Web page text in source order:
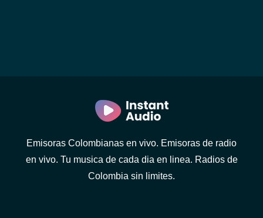
Emisoras Colombianas en vivo. Emisoras de radio
en vivo. Tu musica de cada dia en linea. Radios de
Colombia sin limites.